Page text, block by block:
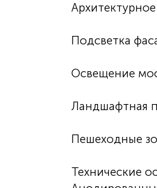
Подсветка
Освещение
Ландшафтная
Пешеходные
Технические